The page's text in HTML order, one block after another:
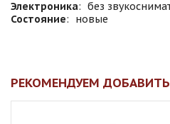
Электроника: без
Состояние: новые
РЕКОМЕНДУЕМ